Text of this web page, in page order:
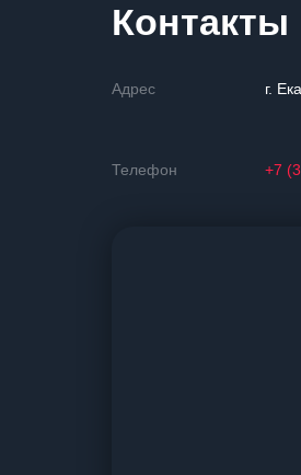
Контакты
Адрес г.
Телефон +7